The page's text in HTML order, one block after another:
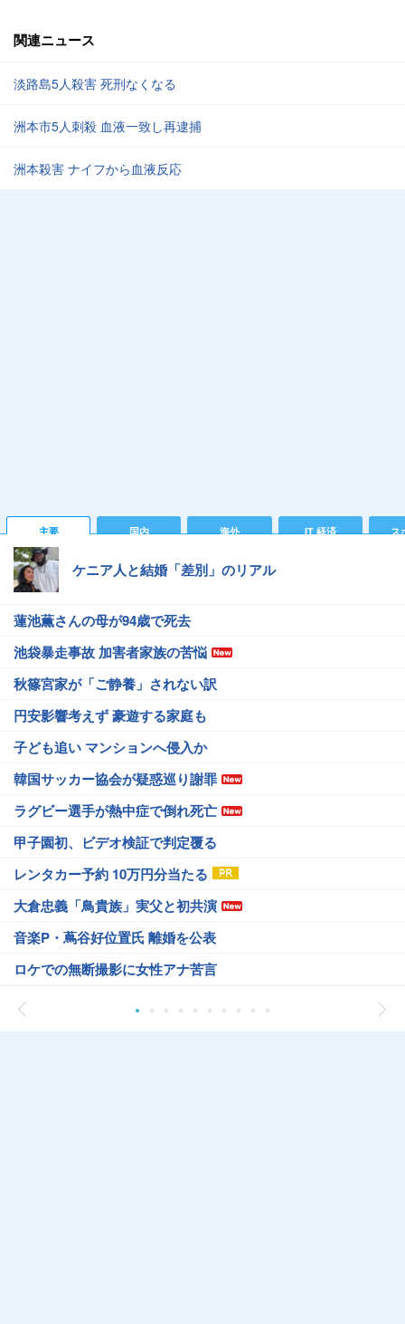
関連ニュース
淡路島5人殺害 死刑なくなる
洲本市5人刺殺 血液一致し再逮捕
洲本殺害 ナイフから血液反応
主要 国内 海外 IT 経済 ス
ケニア人と結婚「差別」のリアル
蓮池薫さんの母が94歳で死去
池袋暴走事故 加害者家族の苦悩
秋篠宮家が「ご静養」されない訳
円安影響考えず 豪遊する家庭も
子ども追い マンションへ侵入か
韓国サッカー協会が疑惑巡り謝罪
ラグビー選手が熱中症で倒れ死亡
甲子園初、ビデオ検証で判定覆る
レンタカー予約 10万円分当たる
大倉忠義「鳥貴族」実父と初共演
音楽P・蔦谷好位置氏 離婚を公表
ロケでの無断撮影に女性アナ苦言